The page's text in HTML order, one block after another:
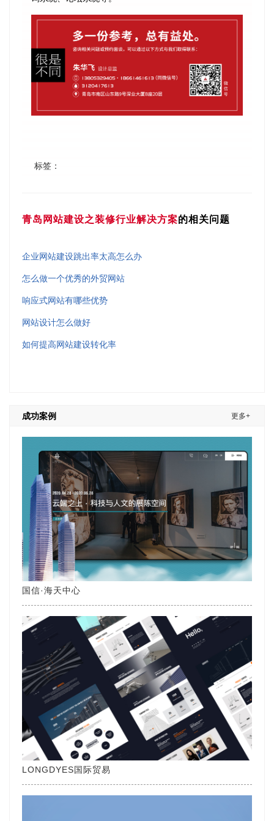
标签：
青岛网站建设之装修行业解决方案的相关问题
企业网站建设跳出率太高怎么办
怎么做一个优秀的外贸网站
响应式网站有哪些优势
网站设计怎么做好
如何提高网站建设转化率
成功案例 更多+
国信·海天中心
LONGDYES国际贸易